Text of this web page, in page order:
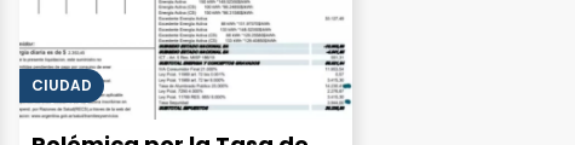
CIUDAD